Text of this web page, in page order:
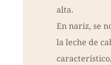
alta.
En nariz, se
la leche de